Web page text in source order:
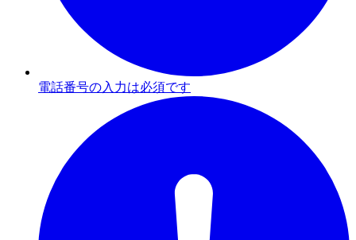
電話番号の入力は必須です